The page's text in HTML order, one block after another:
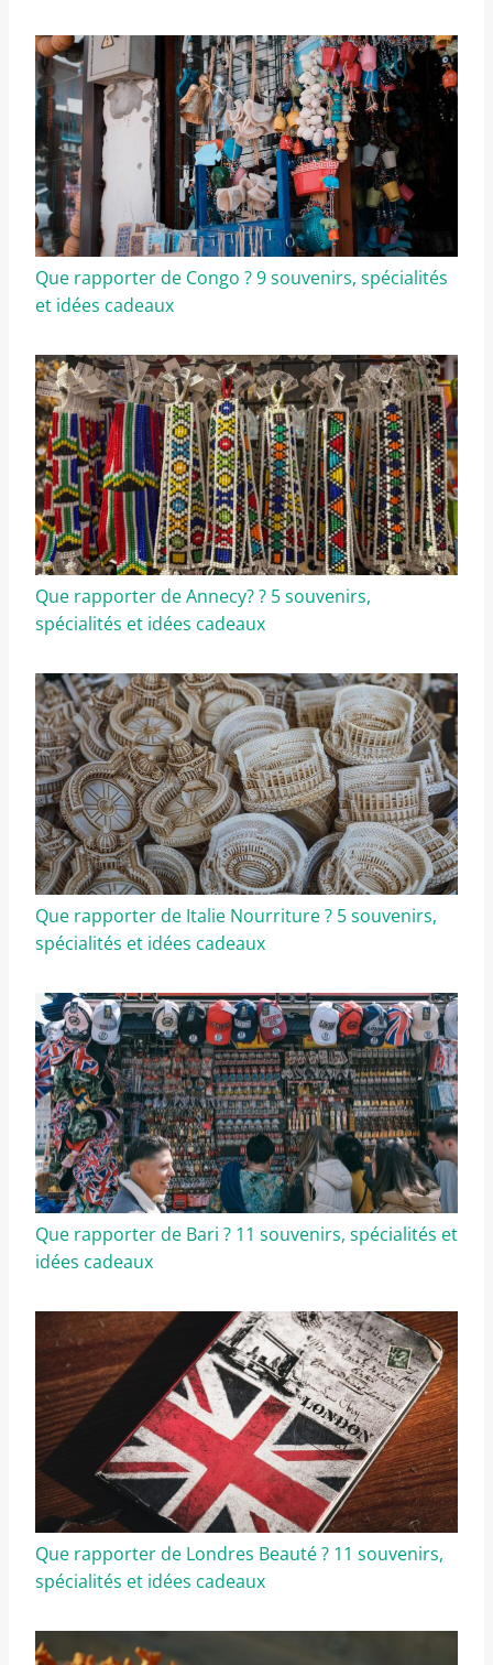
Que rapporter de Congo ? 9 souvenirs, spécialités
et idées cadeaux
Que rapporter de Annecy? ? 5 souvenirs,
spécialités et idées cadeaux
Que rapporter de Italie Nourriture ? 5 souvenirs,
spécialités et idées cadeaux
Que rapporter de Bari ? 11 souvenirs, spécialités et
idées cadeaux
Que rapporter de Londres Beauté ? 11 souvenirs,
spécialités et idées cadeaux